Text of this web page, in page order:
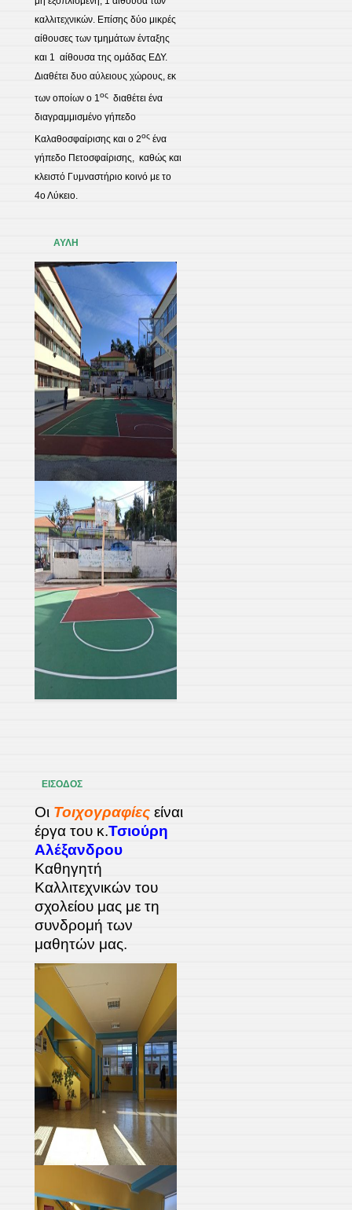
καλλιτεχνικών. Επίσης δύο μικρές
αίθουσες των τμημάτων ένταξης
και 1 αίθουσα της ομάδας ΕΔΥ.
Διαθέτει δυο αύλειους χώρους, εκ
των οποίων ο 1ος διαθέτει ένα
διαγραμμισμένο γήπεδο
Καλαθοσφαίρισης και ο 2ος ένα
γήπεδο Πετοσφαίρισης, καθώς και
κλειστό Γυμναστήριο κοινό με το
4ο Λύκειο.
ΑΥΛΗ
ΕΙΣΟΔΟΣ
Οι Τοιχογραφίες είναι
έργα του κ.Τσιούρη
Αλέξανδρου
Καθηγητή
Καλλιτεχνικών του
σχολείου μας με τη
συνδρομή των
μαθητών μας.